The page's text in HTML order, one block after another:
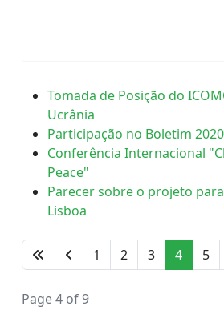
Tomada de Posição do
Ucrânia
Participação no Boletim
Conferência Internacional
Peace"
Parecer sobre o projeto
Lisboa
1 2 3 4 5
Page 4 of 9